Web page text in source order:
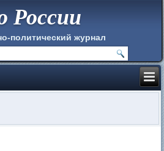
России
политический журнал